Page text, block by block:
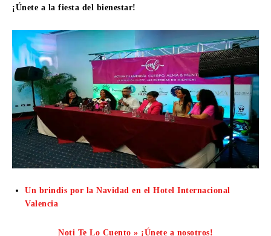
¡Únete a la fiesta del bienestar!
Un brindis por la Navidad en el Hotel Internacional
Valencia
Noti Te Lo Cuento » ¡Únete a nosotros!